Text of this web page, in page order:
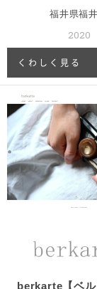
福井県福
2020
くわしく見る
berkarte【ベル